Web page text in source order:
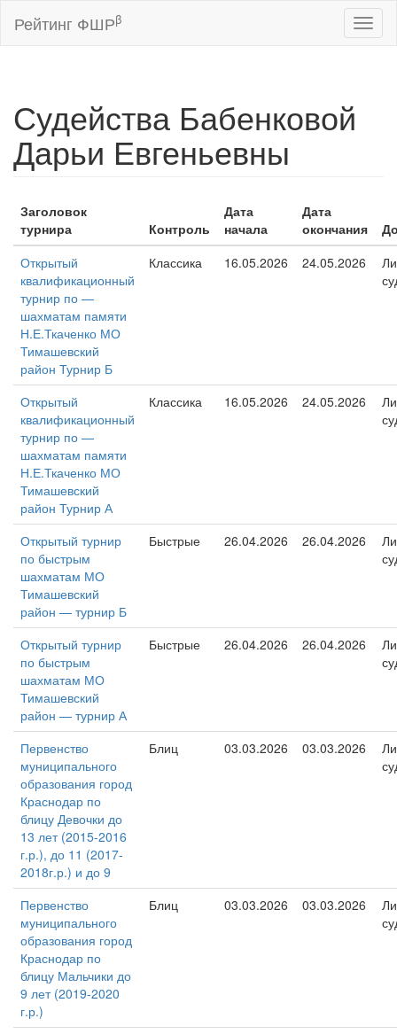
Рейтинг ФШРβ
Судейства Бабенковой
Дарьи Евгеньевны
Заголовок
турнира
Контроль
Дата
начала
Дата
окончания
Открытый
квалификационный
турнир по —
шахматам памяти
Н.Е.Ткаченко МО
Тимашевский
район Турнир Б
Классика 16.05.2026 24.05.2026
Открытый
квалификационный
турнир по —
шахматам памяти
Н.Е.Ткаченко МО
Тимашевский
район Турнир А
Классика 16.05.2026 24.05.2026
Открытый турнир
по быстрым
шахматам МО
Тимашевский
район — турнир Б
Быстрые 26.04.2026 26.04.2026
Открытый турнир
по быстрым
шахматам МО
Тимашевский
район — турнир А
Быстрые 26.04.2026 26.04.2026
Первенство
муниципального
образования город
Краснодар по
блицу Девочки до
13 лет (2015-2016
г.р.), до 11 (2017-
2018г.р.) и до 9
Блиц 03.03.2026 03.03.2026
Первенство
муниципального
образования город
Краснодар по
блицу Мальчики до
9 лет (2019-2020
г.р.)
Блиц 03.03.2026 03.03.2026